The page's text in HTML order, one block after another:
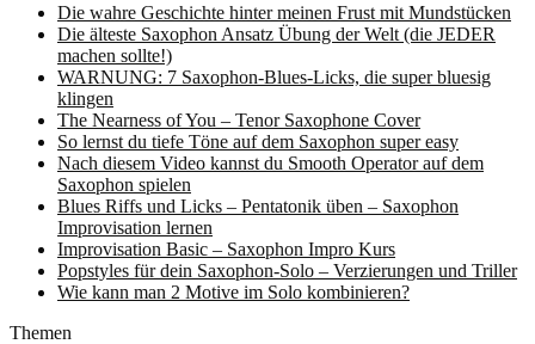
Die wahre Geschichte hinter meinen Frust mit Mundstücken
Die älteste Saxophon Ansatz Übung der Welt (die JEDER
machen sollte!)
WARNUNG: 7 Saxophon-Blues-Licks, die super bluesig
klingen
The Nearness of You – Tenor Saxophone Cover
So lernst du tiefe Töne auf dem Saxophon super easy
Nach diesem Video kannst du Smooth Operator auf dem
Saxophon spielen
Blues Riffs und Licks – Pentatonik üben – Saxophon
Improvisation lernen
Improvisation Basic – Saxophon Impro Kurs
Popstyles für dein Saxophon-Solo – Verzierungen und Triller
Wie kann man 2 Motive im Solo kombinieren?
Themen